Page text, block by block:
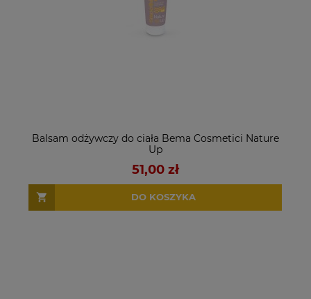
Balsam odżywczy do ciała Bema Cosmetici Nature
Up
51,00 zł
DO KOSZYKA